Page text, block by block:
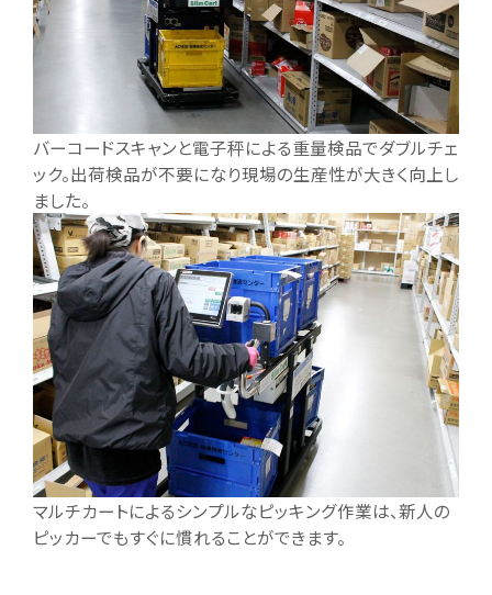
バーコードスキャンと電子秤による重量検品でダブルチェ
ック。出荷検品が不要になり現場の生産性が大きく向上し
ました。
マルチカートによるシンプルなピッキング作業は、新人の
ピッカーでもすぐに慣れることができます。